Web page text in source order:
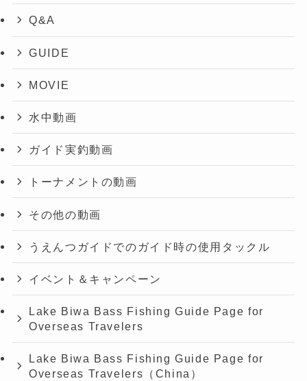
Q&A
GUIDE
MOVIE
水中動画
ガイド実釣動画
トーナメントの動画
その他の動画
うえんつガイドでのガイド時の使用タックル
イベント＆キャンペーン
Lake Biwa Bass Fishing Guide Page for
Overseas Travelers
Lake Biwa Bass Fishing Guide Page for
Overseas Travelers（China）